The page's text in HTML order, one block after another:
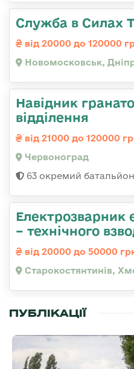
Служба в Силах
від 20000 до 120000
Новомосковськ,
Навідник
відділення
від 21000 до 120000
Червоноград
63 окремий
Електрозварник
– технічного
від 20000 до 50000
Старокостянтинів,
ПУБЛІКАЦІЇ